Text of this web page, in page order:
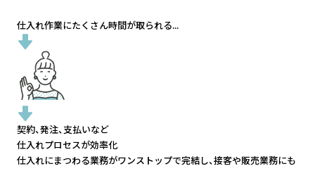
仕入れ作業にたくさん時間が取られる...
契約、発注、支払いなど
仕入れプロセスが効率化
仕入れにまつわる業務がワンストップで完結し、接客や販売業務にも